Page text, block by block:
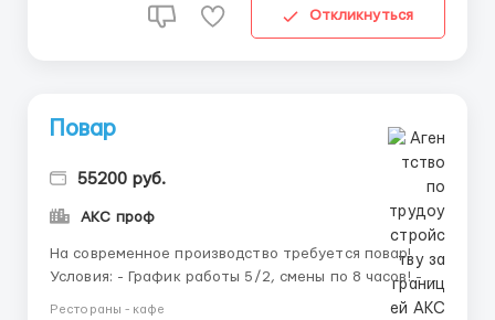
Откликнуться
Повар
55200 руб.
АКС проф
На современное производство требуется повар!
Условия: - График работы 5/2, смены по 8 часов! -
Рестораны - кафе